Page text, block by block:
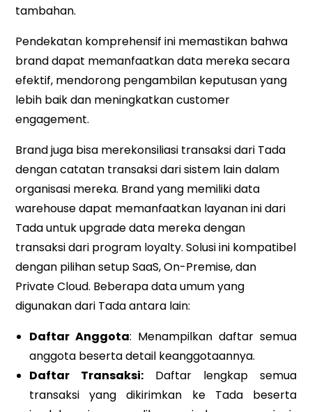
tambahan.
Pendekatan komprehensif ini memastikan bahwa
brand dapat memanfaatkan data mereka secara
efektif, mendorong pengambilan keputusan yang
lebih baik dan meningkatkan customer
engagement.
Brand juga bisa merekonsiliasi transaksi dari Tada
dengan catatan transaksi dari sistem lain dalam
organisasi mereka. Brand yang memiliki data
warehouse dapat memanfaatkan layanan ini dari
Tada untuk upgrade data mereka dengan
transaksi dari program loyalty. Solusi ini kompatibel
dengan pilihan setup SaaS, On-Premise, dan
Private Cloud. Beberapa data umum yang
digunakan dari Tada antara lain:
Daftar Anggota: Menampilkan daftar semua
anggota beserta detail keanggotaannya.
Daftar Transaksi: Daftar lengkap semua
transaksi yang dikirimkan ke Tada beserta